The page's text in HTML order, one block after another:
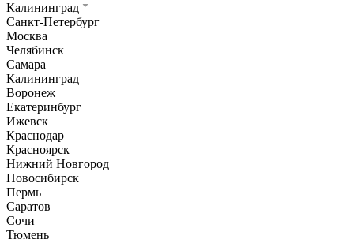
Калининград
Санкт-Петербург
Москва
Челябинск
Самара
Калининград
Воронеж
Екатеринбург
Ижевск
Краснодар
Красноярск
Нижний Новгород
Новосибирск
Пермь
Саратов
Сочи
Тюмень